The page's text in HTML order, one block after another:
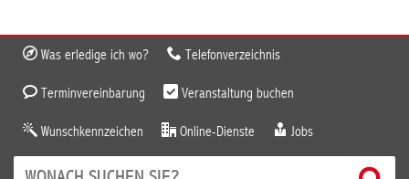
Was erledige ich wo? Telefonverzeichnis
Terminvereinbarung Veranstaltung buchen
Wunschkennzeichen Online-Dienste Jobs